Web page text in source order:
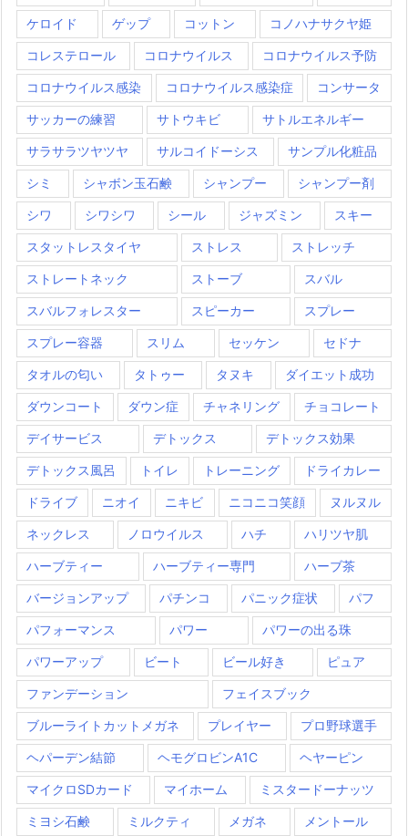
ケロイド ゲップ コットン コノハナサクヤ姫
コレステロール コロナウイルス コロナウイルス予防
コロナウイルス感染 コロナウイルス感染症 コンサータ
サッカーの練習 サトウキビ サトルエネルギー
サラサラツヤツヤ サルコイドーシス サンプル化粧品
シミ シャボン玉石鹸 シャンプー シャンプー剤
シワ シワシワ シール ジャズミン スキー
スタットレスタイヤ ストレス ストレッチ
ストレートネック ストーブ スバル
スバルフォレスター スピーカー スプレー
スプレー容器 スリム セッケン セドナ
タオルの匂い タトゥー タヌキ ダイエット成功
ダウンコート ダウン症 チャネリング チョコレート
デイサービス デトックス デトックス効果
デトックス風呂 トイレ トレーニング ドライカレー
ドライブ ニオイ ニキビ ニコニコ笑顔 ヌルヌル
ネックレス ノロウイルス ハチ ハリツヤ肌
ハーブティー ハーブティー専門 ハーブ茶
バージョンアップ パチンコ パニック症状 パフ
パフォーマンス パワー パワーの出る珠
パワーアップ ビート ビール好き ピュア
ファンデーション フェイスブック
ブルーライトカットメガネ プレイヤー プロ野球選手
ヘパーデン結節 ヘモグロビンA1C ヘヤーピン
マイクロSDカード マイホーム ミスタードーナッツ
ミヨシ石鹸 ミルクティ メガネ メントール